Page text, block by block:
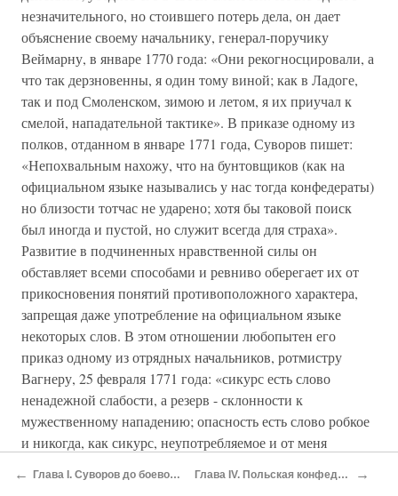
незначительного, но стоившего потерь дела, он дает
объяснение своему начальнику, генерал-поручику
Веймарну, в январе 1770 года: «Они рекогносцировали, а
что так дерзновенны, я один тому виной; как в Ладоге,
так и под Смоленском, зимою и летом, я их приучал к
смелой, нападательной тактике». В приказе одному из
полков, отданном в январе 1771 года, Суворов пишет:
«Непохвальным нахожу, что на бунтовщиков (как на
официальном языке назывались у нас тогда конфедераты)
но близости тотчас не ударено; хотя бы таковой поиск
был иногда и пустой, но служит всегда для страха».
Развитие в подчиненных нравственной силы он
обставляет всеми способами и ревниво оберегает их от
прикосновения понятий противоположного характера,
запрещая даже употребление на официальном языке
некоторых слов. В этом отношении любопытен его
приказ одному из отрядных начальников, ротмистру
Вагнеру, 25 февраля 1771 года: «сикурс есть слово
ненадежной слабости, а резерв - склонности к
мужественному нападению; опасность есть слово робкое
и никогда, как сикурс, неупотребляемое и от меня
воинском искусстве тверд, то предосторожность, но не
← Глава I. Суворов до боевой службы; 1730—1758. Род Суворовых; ближайшие предки Александра Васильевича Суворова; его отец и мать. — Детские годы А. В. Суворова; его первоначальное образование; склонность к военной специальности; зачисление на службу; поступление в полк — Характер и свойство научных и Глава IV. Польская конфедератская война: Ланцкорона; 1768—1771. Польша; постепенное её падение и современное состояние. — Барская конфедерация. — Форсированный марш Суворова к Смоленску; поход оттуда к Варшаве; поиски; бой под Ореховым. — Назначение Суворова начальником люблинского района; характер →